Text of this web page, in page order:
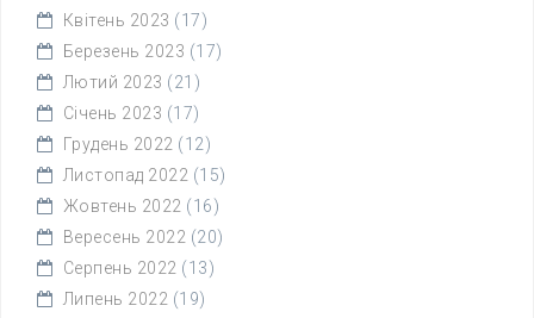
Квітень 2023 (17)
Березень 2023 (17)
Лютий 2023 (21)
Січень 2023 (17)
Грудень 2022 (12)
Листопад 2022 (15)
Жовтень 2022 (16)
Вересень 2022 (20)
Серпень 2022 (13)
Липень 2022 (19)